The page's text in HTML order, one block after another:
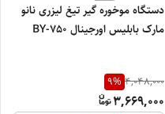
دستگاه موخوره گیر تیغ لیزری نانو
مارک بابلیس اورجینال BY-750
4,048,000
9%
3,669,000